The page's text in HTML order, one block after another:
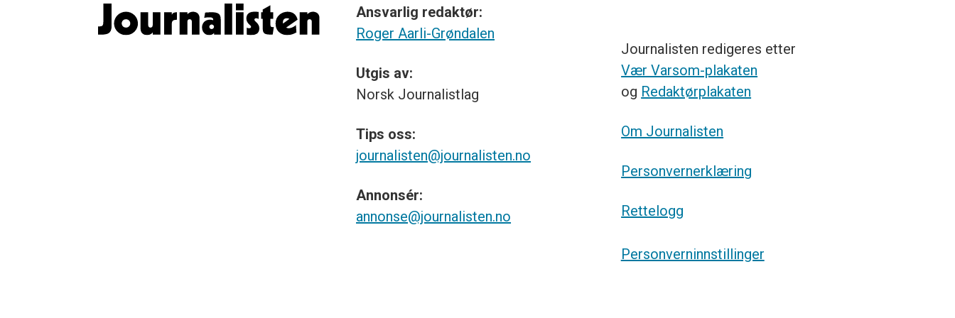
Ansvarlig redaktør:
Roger Aarli-Grøndalen
Utgis av:
Norsk Journalistlag
Tips oss:
journalisten@journalisten.no
Annonsér:
annonse@journalisten.no
Journalisten redigeres etter
Vær Varsom-plakaten
og Redaktørplakaten
Om Journalisten
Personvernerklæring
Rettelogg
Personverninnstillinger